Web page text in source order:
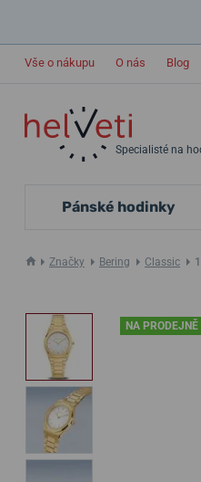
Vše o nákupu O nás Blog
Specialisté na
Pánské hodinky
Značky Bering Classic
NA PRODEJNĚ